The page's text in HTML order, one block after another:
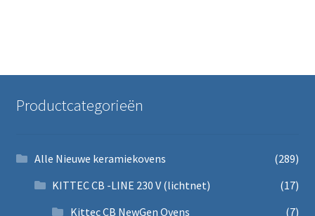
Productcategorieën
Alle Nieuwe keramiekovens
(289)
KITTEC CB -LINE 230 V (lichtnet)
(17)
Kittec CB NewGen Ovens
(7)